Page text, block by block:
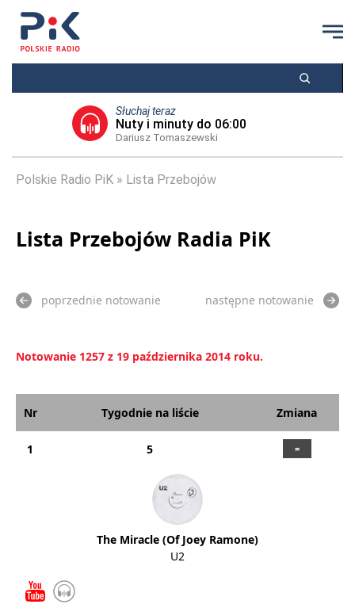
Słuchaj teraz
Nuty i minuty do 06:00
Dariusz Tomaszewski
Polskie Radio PiK Lista Przebojów
Lista Przebojów Radia PiK
poprzednie notowanie następne notowanie
Notowanie 1257 z 19 października 2014 roku.
Nr Tygodnie na liście Zmiana
1 5
The Miracle (Of Joey Ramone)
U2